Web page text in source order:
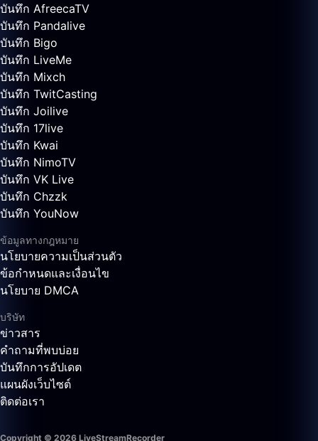
บันทึก AfreecaTV
บันทึก Pandalive
บันทึก Bigo
บันทึก LiveMe
บันทึก Mixch
บันทึก TwitCasting
บันทึก Joilive
บันทึก 17live
บันทึก Kwai
บันทึก NimoTV
บันทึก VK Live
บันทึก Chzzk
บันทึก YouNow
ข้อมูลทางกฎหมาย
นโยบายความเป็นส่วนตัว
ข้อกำหนดและเงื่อนไข
นโยบาย DMCA
บริษัท
ข่าวสาร
คำถามที่พบบ่อย
บันทึกการอัปเดต
แผนผังเว็บไซต์
ติดต่อเรา
Copyright © 2026 LiveStreamRecorder